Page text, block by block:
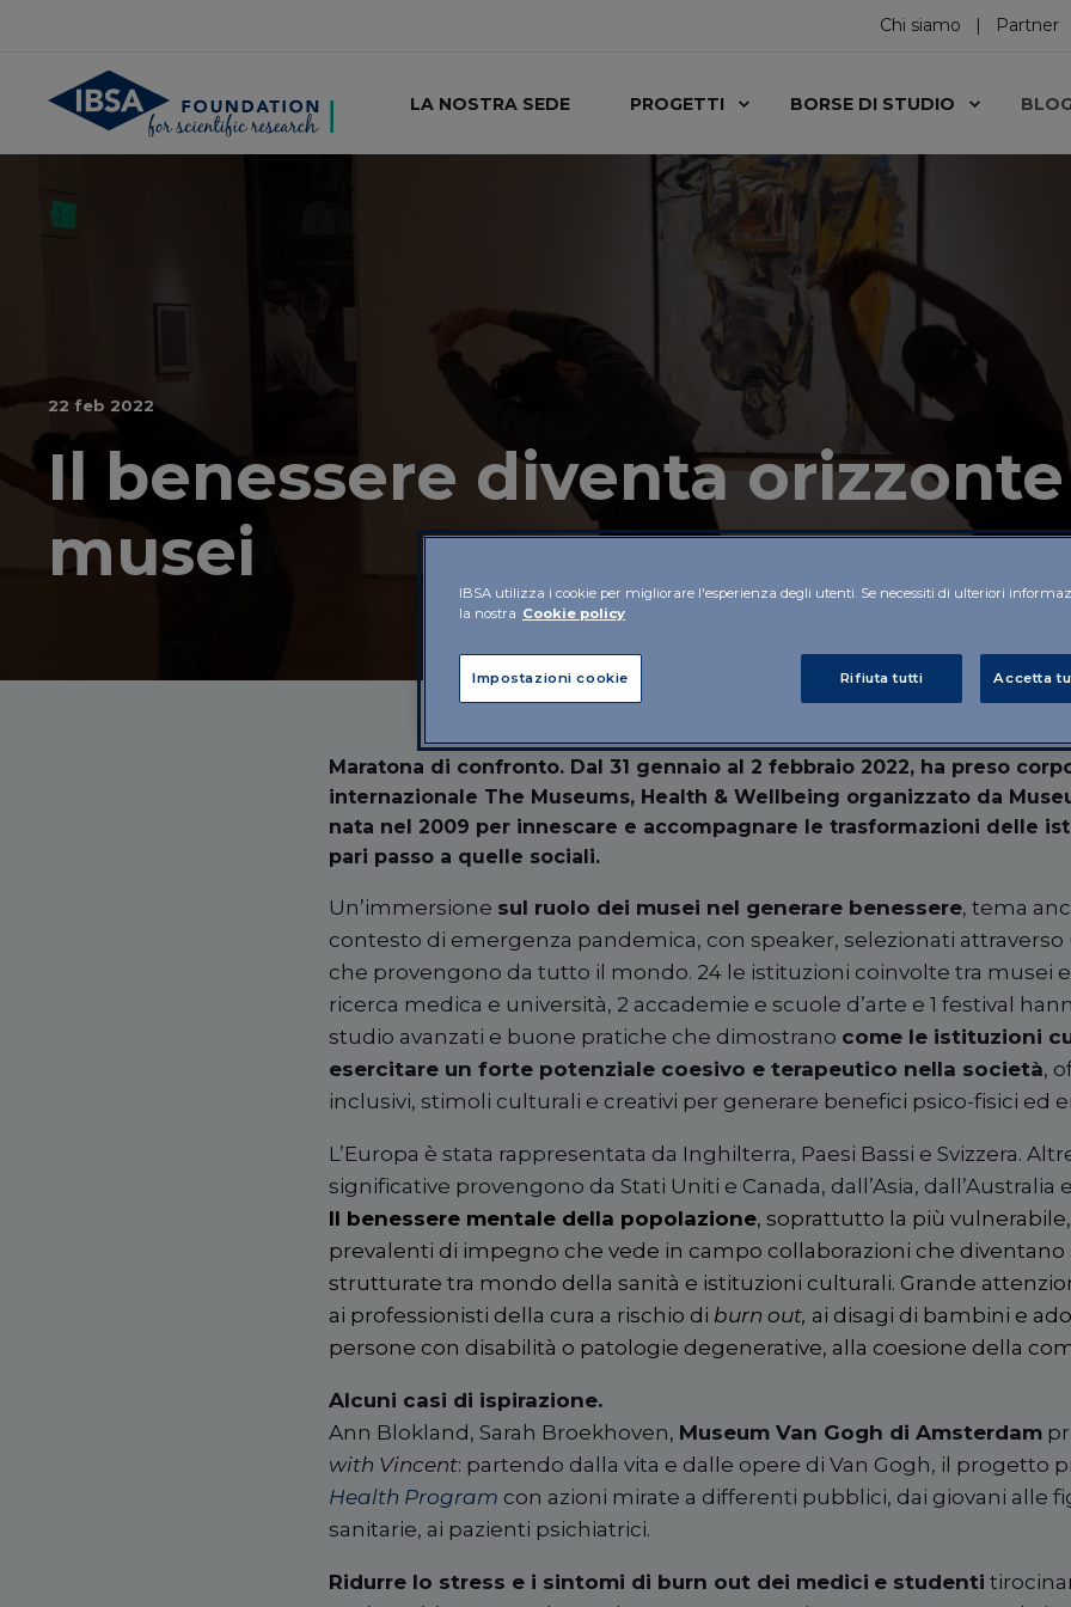
Chi siamo Partner
LA NOSTRA SEDE PROGETTI BORSE DI STUDIO
22 feb 2022
Il benessere diventa
musei
Maratona di confronto. Dal 31 gennaio al 2 febbraio 2022, ha preso
internazionale The Museums, Health & Wellbeing organizzato da
nata nel 2009 per innescare e accompagnare le trasformazioni delle
pari passo a quelle sociali.
Un’immersione sul ruolo dei musei nel generare benessere, tema
contesto di emergenza pandemica, con speaker, selezionati attraverso
che provengono da tutto il mondo. 24 le istituzioni coinvolte tra musei
ricerca medica e università, 2 accademie e scuole d’arte e 1 festival
studio avanzati e buone pratiche che dimostrano comele istituzioni
esercitare un forte potenziale coesivo e terapeutico nella società,
inclusivi, stimoli culturali e creativi per generare benefici psico-fisici ed
L’Europa è stata rappresentata da Inghilterra, Paesi Bassi e Svizzera.
significative provengono da Stati Uniti e Canada, dall’Asia, dall’Australia
Il benessere mentale della popolazione, soprattutto la più
prevalenti di impegno che vede in campo collaborazioni che
strutturate tra mondo della sanità e istituzioni culturali. Grande
ai professionisti della cura a rischio di burn out, ai disagi di bambini e
persone con disabilità o patologie degenerative, alla coesione della
Alcuni casi di ispirazione.
Ann Blokland, Sarah Broekhoven, Museum Van Gogh di Amsterdam
with Vincent: partendo dalla vita e dalle opere di Van Gogh, il progetto
Health Program con azioni mirate a differenti pubblici, dai giovani alle
sanitarie, ai pazienti psichiatrici.
Ridurre lo stress e i sintomi di burn out dei medici e studenti
IBSA utilizza i cookie per migliorare l'esperienza degli utenti. Se necessiti di ulteriori
la nostra Cookie policy
Rifiuta tutti Accetta
Impostazioni cookie